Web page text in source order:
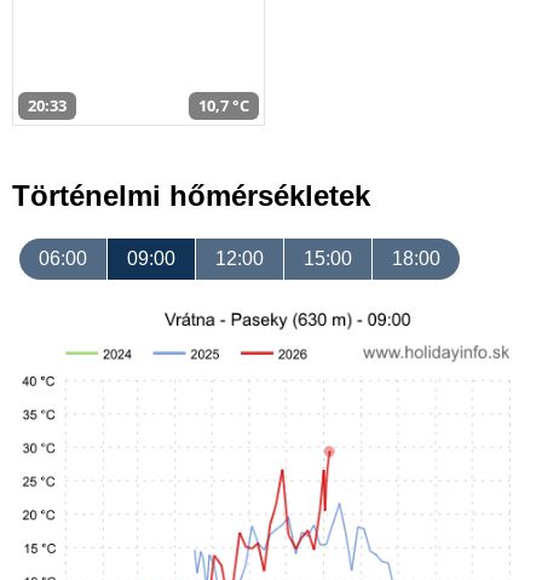
20:33 10,7 °C
Történelmi hőmérsékletek
06:00 09:00 12:00 15:00 18:00